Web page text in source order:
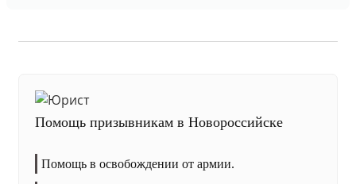
Помощь призывникам в Новороссийске
Помощь в освобождении от армии.